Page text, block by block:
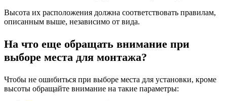
Высота их расположения должна соответствовать правилам,
описанным выше, независимо от вида.
На что еще обращать внимание при
выборе места для монтажа?
Чтобы не ошибиться при выборе места для установки, кроме
высоты обращайте внимание на такие параметры: